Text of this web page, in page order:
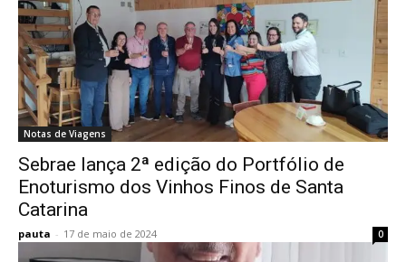
Notas de Viagens
Sebrae lança 2ª edição do Portfólio de
Enoturismo dos Vinhos Finos de Santa
Catarina
pauta - 17 de maio de 2024 0